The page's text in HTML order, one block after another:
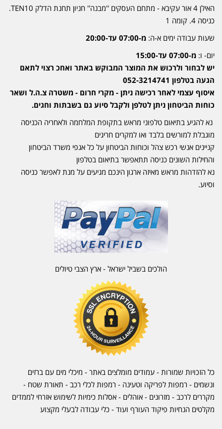
האילן 4 אור עקיבא - מתחם העסקים ''מבנה'' חניון תחנת הדלק TEN10.
כניסה 4. קומה 1
שעות עבודה ימים א-ה: מ-07:00 עד-20:00
יום- ו: מ-07:00 עד-15:00
יש לבחור ולרכוש את המוצר המבוקש באתר ואחכ רצוי לתאם
הגעה בטלפון 052-3214741
איסוף עצמי לאחר רכישה ניתן - מקרי חרום - משטרה צ.ה.ל ושאר
כוחות הביטחון ניתן לטלפן ולקבל סיוע גם בשבתות וחגים.
נא להגיע בתיאום טלפוני מראש בתקופת המלחמה ולאחריה הכניסה
מוגבלת למורשים בלבד ואו למקרים חריגים
קניינים אנשי רכש צהל וכוחות הביטחון על כל אגפי משרד הביטחון
והחילות השונים כניסה תתאפשר בתיאום בטלפון
נא להזדהות מראש מאיזה ארגון הינכם מגיעים על מנת לאפשר כניסה
וסיוע.
הולכים בשביל ישראל - ארץ הצבי טיולים
כל הזכויות שמורות - עמודים מומלצים באתר - מיכלי מים עם ברזים
ונשמים - רמפות לפריקה וטעינה - רמפות לכלי רכב - תאורת שטח -
מקררים לרכב - מזרונים - אוהלים - אסלות כימיות לשימוש אזרחי לממדים
מקלטים הנחיות פיקוד העורף ועוד - כלי עבודה לבעלי מקצוע